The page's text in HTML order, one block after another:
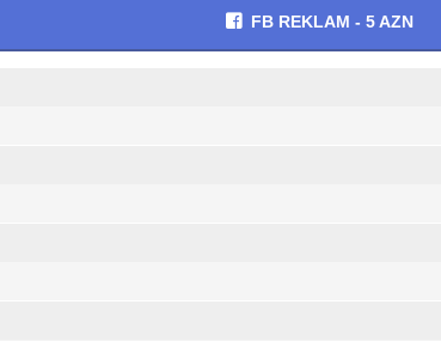
FB REKLAM - 5 AZN